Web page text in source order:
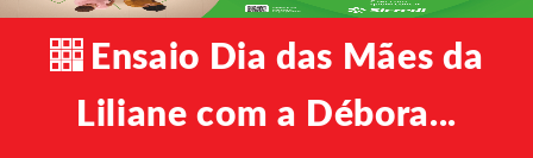
Ensaio Dia das Mães da
Liliane com a Débora...